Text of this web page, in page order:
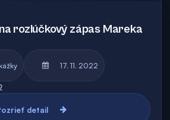
rozlúčkový zápas Mareka
17. 11. 2022
detail